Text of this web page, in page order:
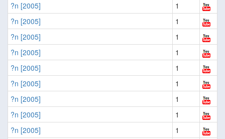
?n [2005]
1
?n [2005]
1
?n [2005]
1
?n [2005]
1
?n [2005]
1
?n [2005]
1
?n [2005]
1
?n [2005]
1
?n [2005]
1